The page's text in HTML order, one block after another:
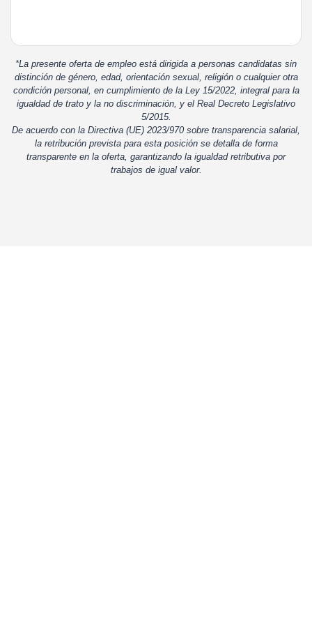
*La presente oferta de empleo está dirigida a personas candidatas sin
distinción de género, edad, orientación sexual, religión o cualquier otra
condición personal, en cumplimiento de la Ley 15/2022, integral para la
igualdad de trato y la no discriminación, y el Real Decreto Legislativo
5/2015.
De acuerdo con la Directiva (UE) 2023/970 sobre transparencia salarial,
la retribución prevista para esta posición se detalla de forma
transparente en la oferta, garantizando la igualdad retributiva por
trabajos de igual valor.